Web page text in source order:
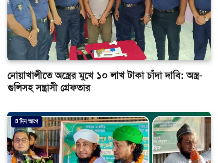
নোয়াখালীতে অস্ত্রের মুখে ১০ লাখ টাকা চাঁদা দাবি: অস্ত্র-
গুলিসহ সন্ত্রাসী গ্রেফতার
3 দিন আগে